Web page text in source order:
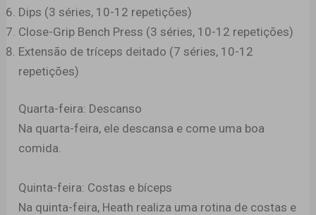
Dips (3 séries, 10-12 repetições)
Close-Grip Bench Press (3 séries, 10-12 repetições)
Extensão de tríceps deitado (7 séries, 10-12
repetições)
Quarta-feira: Descanso
Na quarta-feira, ele descansa e come uma boa
comida.
Quinta-feira: Costas e bíceps
Na quinta-feira, Heath realiza uma rotina de costas e